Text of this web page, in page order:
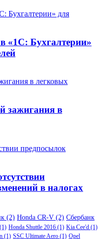
«1С: Бухгалтерии»
зажигания в
в налогах
(2) Honda CR-V (2) Сбербанк
(1) Honda Shuttle 2016 (1) Kia Cee'd (1)
(1) SSC Ultimate Aero (1) Opel